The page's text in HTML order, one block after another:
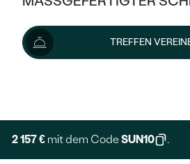
KLASSISCH
MEMOIRE
MIT MEHREREN
HALO
VINTAGE
IM SET
AUSVERKAUF
WENN SCHMUCK HILFT
OHRRINGE
PLATIN
OHRSTECKER
GOLD
SILBER
NACH STYL
AUSVERKAUF
SILBER
TREFFEN
2 397 €
Wir liefern den Schmuck innerhalb
Lieferoptionen
2 157 € mit dem CodeSUN10 .